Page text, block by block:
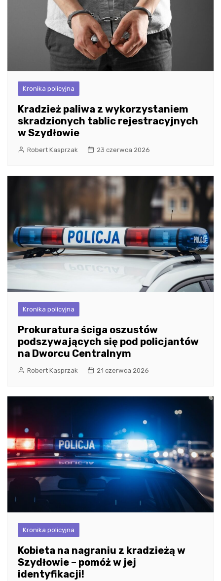
Kronika policyjna
Kradzież paliwa z wykorzystaniem
skradzionych tablic rejestracyjnych
w Szydłowie
Robert Kasprzak 23 czerwca 2026
Kronika policyjna
Prokuratura ściga oszustów
podszywających się pod policjantów
na Dworcu Centralnym
Robert Kasprzak 21 czerwca 2026
Kronika policyjna
Kobieta na nagraniu z kradzieżą w
Szydłowie – pomóż w jej
identyfikacji!